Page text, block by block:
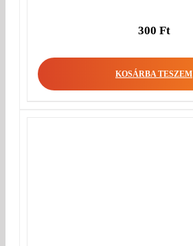
300 Ft
KOSÁRBA TESZEM